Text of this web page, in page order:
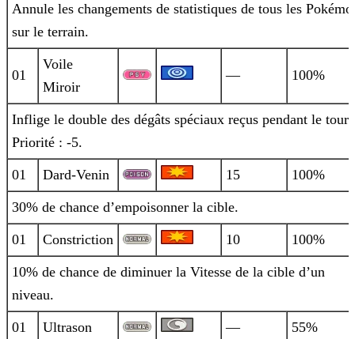
Annule les changements de statistiques de tous les
sur le terrain.
01
Voile
Miroir
— 100%
Inflige le double des dégâts spéciaux reçus pendant le tour.
Priorité : -5.
01 Dard-Venin 15 100%
30% de chance d’empoisonner la cible.
01 Constriction 10 100%
10% de chance de diminuer la Vitesse de la cible d’un
niveau.
01 Ultrason — 55%